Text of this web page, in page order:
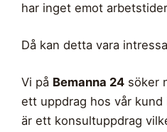
har inget emot
Då kan detta vara
Vi på Bemanna 24 söker
ett uppdrag hos vår kund
är ett konsultuppdrag